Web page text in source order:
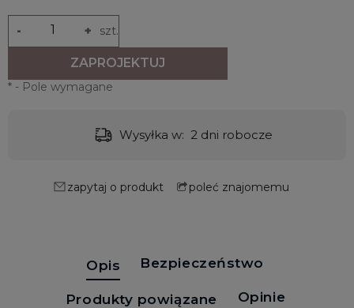
+
- szt.
ZAPROJEKTUJ
* - Pole wymagane
Wysyłka w: 2 dni robocze
zapytaj o produkt poleć znajomemu
Opis Bezpieczeństwo
Produkty powiązane Opinie